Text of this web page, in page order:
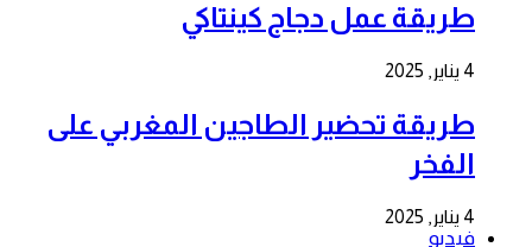
طريقة عمل دجاج كينتاكي
4 يناير, 2025
طريقة تحضير الطاجين المغربي على
الفخر
4 يناير, 2025
فيديو